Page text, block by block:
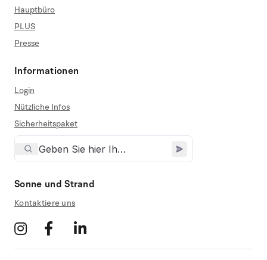
Hauptbüro
PLUS
Presse
Informationen
Login
Nützliche Infos
Sicherheitspaket
Sonne und Strand
Kontaktiere uns